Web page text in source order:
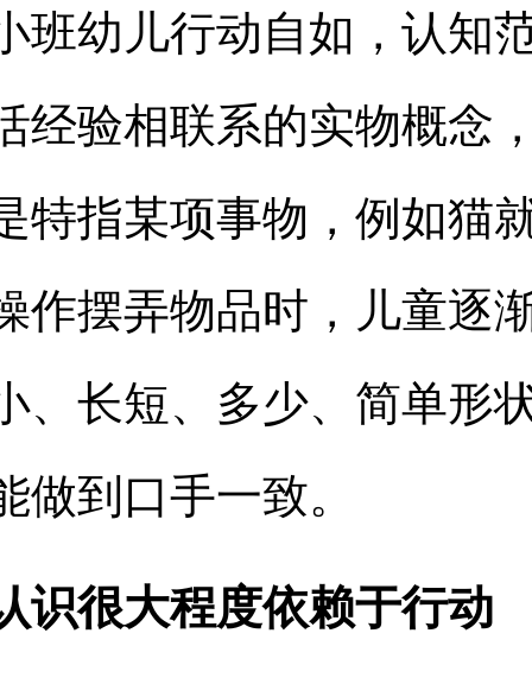
班幼儿行动自如，认知
经验相联系的实物概念
特指某项事物，例如猫
作摆弄物品时，儿童逐
、长短、多少、简单形
做到口手一致。
识很大程度依赖于行动